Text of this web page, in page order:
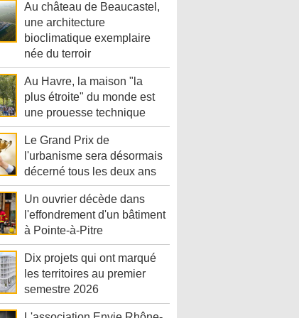
Au château de Beaucastel,
une architecture
bioclimatique exemplaire
née du terroir
Au Havre, la maison "la
plus étroite" du monde est
une prouesse technique
Le Grand Prix de
l'urbanisme sera désormais
décerné tous les deux ans
Un ouvrier décède dans
l'effondrement d'un bâtiment
à Pointe-à-Pitre
Dix projets qui ont marqué
les territoires au premier
semestre 2026